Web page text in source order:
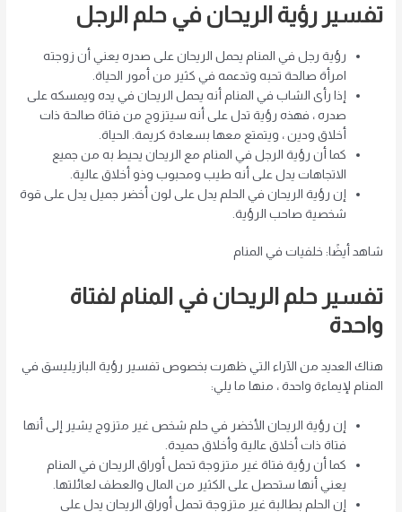
تفسير رؤية الريحان في حلم الرجل
رؤية رجل في المنام يحمل الريحان على صدره يعني أن زوجته
امرأة صالحة تحبه وتدعمه في كثير من أمور الحياة.
إذا رأى الشاب في المنام أنه يحمل الريحان في يده ويمسكه على
صدره ، فهذه رؤية تدل على أنه سيتزوج من فتاة صالحة ذات
أخلاق ودين ، ويتمتع معها بسعادة كريمة. الحياة.
كما أن رؤية الرجل في المنام مع الريحان يحيط به من جميع
الاتجاهات يدل على أنه طيب ومحبوب وذو أخلاق عالية.
إن رؤية الريحان في الحلم يدل على لون أخضر جميل يدل على قوة
شخصية صاحب الرؤية.
شاهد أيضًا: خلفيات في المنام
تفسير حلم الريحان في المنام لفتاة
واحدة
هناك العديد من الآراء التي ظهرت بخصوص تفسير رؤية البازيليسق في
المنام لإيماءة واحدة ، منها ما يلي:
إن رؤية الريحان الأخضر في حلم شخص غير متزوج يشير إلى أنها
فتاة ذات أخلاق عالية وأخلاق حميدة.
كما أن رؤية فتاة غير متزوجة تحمل أوراق الريحان في المنام
يعني أنها ستحصل على الكثير من المال والعطف لعائلتها.
إن الحلم بطالبة غير متزوجة تحمل أوراق الريحان يدل على